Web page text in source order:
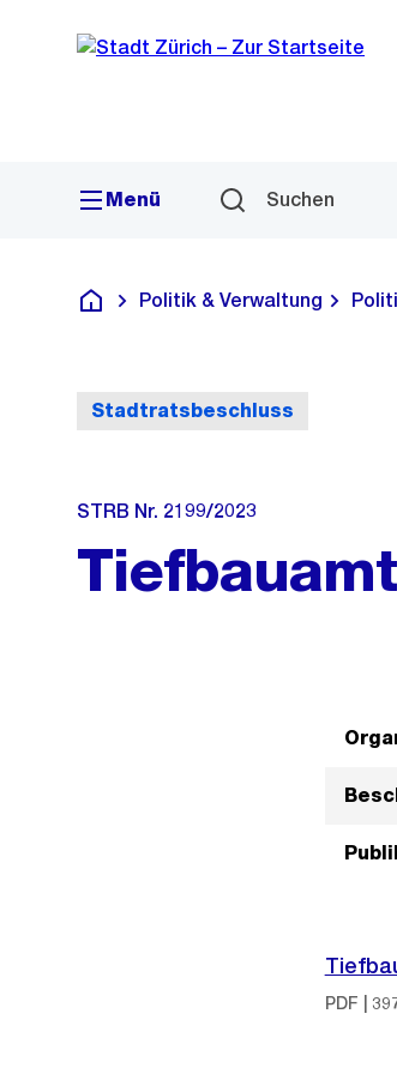
Navigation
Sprunglink
Menü Suchen
Deutsch
Politik & Verwaltung
Stadtratsbeschluss
STRB Nr. 2199/2023
PDF |